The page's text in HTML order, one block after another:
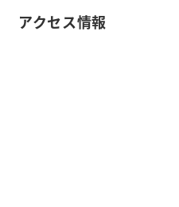
アクセス情報